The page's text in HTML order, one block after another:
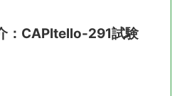
：CAPItello-291試験